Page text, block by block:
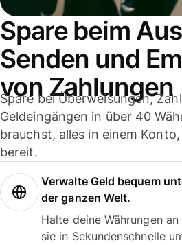
Spare beim
Senden und
von Zahlungen
Spare bei Überweisungen,
Geldeingängen in über 40
brauchst, alles in einem
bereit.
Verwalte Geld bequem
der ganzen Welt.
Halte deine Währungen
sie in Sekundenschnelle